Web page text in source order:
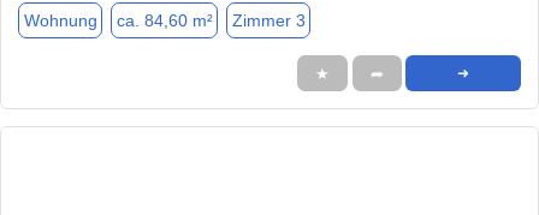
Wohnung ca. 84,60 m² Zimmer 3
★ ➦ ➜